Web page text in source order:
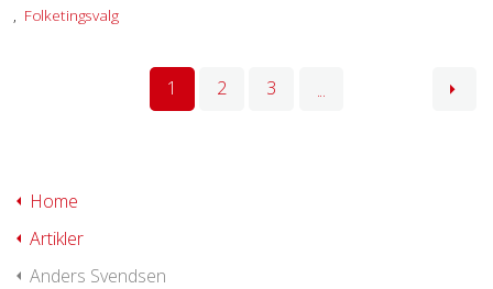
Folketingsvalg
1 2 3 ...
Home
Artikler
Anders Svendsen